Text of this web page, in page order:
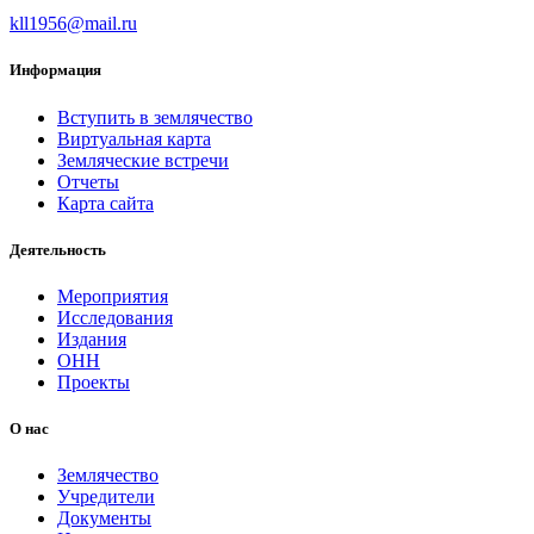
kll1956@mail.ru
Информация
Вступить в землячество
Виртуальная карта
Земляческие встречи
Отчеты
Карта сайта
Деятельность
Мероприятия
Исследования
Издания
ОНН
Проекты
О нас
Землячество
Учредители
Документы